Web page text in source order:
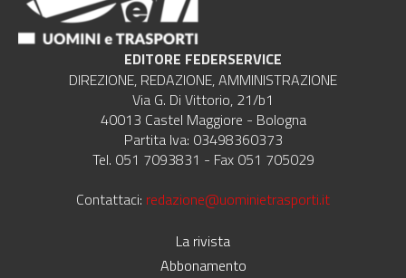
EDITORE FEDERSERVICE
DIREZIONE, REDAZIONE, AMMINISTRAZIONE
Via G. Di Vittorio, 21/b1
40013 Castel Maggiore - Bologna
Partita Iva: 03498360373
Tel. 051 7093831 - Fax 051 705029
Contattaci: redazione@uominietrasporti.it
La rivista
Abbonamento